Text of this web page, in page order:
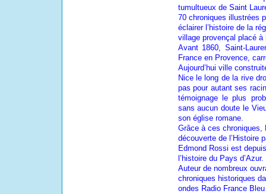
tumultueux de Saint
70 chroniques illustrées
éclairer l’histoire de la
village provençal placé à
Avant 1860, Saint-
France en Provence,
Aujourd’hui ville
Nice le long de la rive
pas pour autant ses
témoignage le plus
sans aucun doute le
son église romane.
Grâce à ces chroniques,
découverte de l’Histoire
Edmond Rossi est
l’histoire du Pays d’Azur.
Auteur de nombreux
chroniques historiques
ondes Radio France Bleu